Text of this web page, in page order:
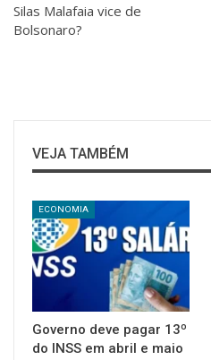
Silas Malafaia vice de
Bolsonaro?
VEJA TAMBÉM
ECONOMIA
Governo deve pagar 13º
do INSS em abril e maio